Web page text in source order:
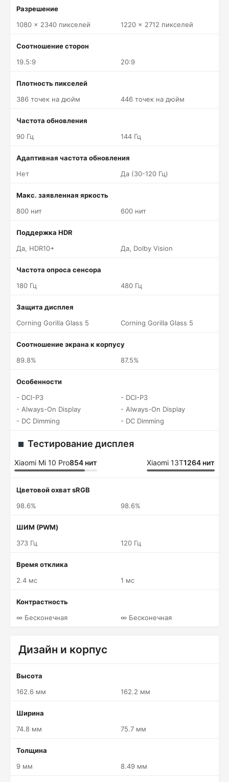
Разрешение
1080 x 2340 пикселей
1220 x 2712 пикселей
Соотношение сторон
19.5:9
20:9
Плотность пикселей
386 точек на дюйм
446 точек на дюйм
Частота обновления
90 Гц
144 Гц
Адаптивная частота обновления
Нет
Да (30-120 Гц)
Макс. заявленная яркость
800 нит
600 нит
Поддержка HDR
Да, HDR10+
Да, Dolby Vision
Частота опроса сенсора
180 Гц
480 Гц
Защита дисплея
Corning Gorilla Glass 5
Corning Gorilla Glass 5
Соотношение экрана к корпусу
89.8%
87.5%
Особенности
- DCI-P3
- Always-On Display
- DC Dimming
- DCI-P3
- Always-On Display
- DC Dimming
Тестирование дисплея
Xiaomi Mi 10 Pro854 нит Xiaomi 13T1264 нит
Цветовой охват sRGB
98.6%
98.6%
ШИМ (PWM)
373 Гц
120 Гц
Время отклика
2.4 мс
1 мс
Контрастность
∞ Бесконечная
∞ Бесконечная
Дизайн и корпус
Высота
162.6 мм
162.2 мм
Ширина
74.8 мм
75.7 мм
Толщина
9 мм
8.49 мм